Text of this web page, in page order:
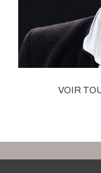
VOIR